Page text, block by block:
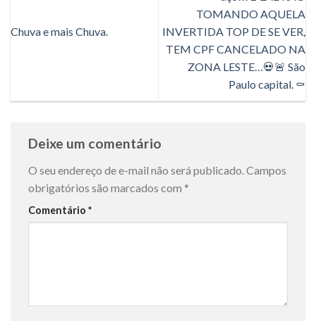
Chuva e mais Chuva.
TOMANDO AQUELA
INVERTIDA TOP DE SE VER,
TEM CPF CANCELADO NA
ZONA LESTE…💀🚨 São
Paulo capital. ⚰️
Deixe um comentário
O seu endereço de e-mail não será publicado. Campos
obrigatórios são marcados com *
Comentário *